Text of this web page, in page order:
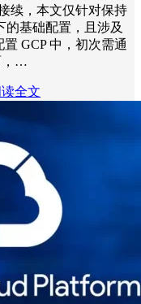
续，本文仅针对保持
的基础配置，且涉及
置 GCP 中，初次需通
，…
全文